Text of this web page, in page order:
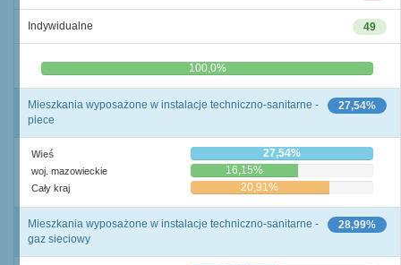
49
Indywidualne
0,0% 100,0%
27,54%
Mieszkania wyposażone w instalacje techniczno-sanitarne -
piece
Wieś 27,54%
woj. mazowieckie 16,15%
Cały kraj 20,91%
28,99%
Mieszkania wyposażone w instalacje techniczno-sanitarne -
gaz sieciowy